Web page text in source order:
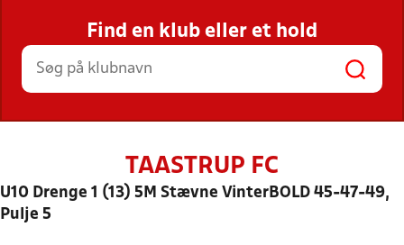
STILLINGER, RESULTATER, KLUBBER OG
HOLD
Find en klub eller et hold
TAASTRUP FC
U10 Drenge 1 (13) 5M Stævne VinterBOLD 45-47-49,
Pulje 5